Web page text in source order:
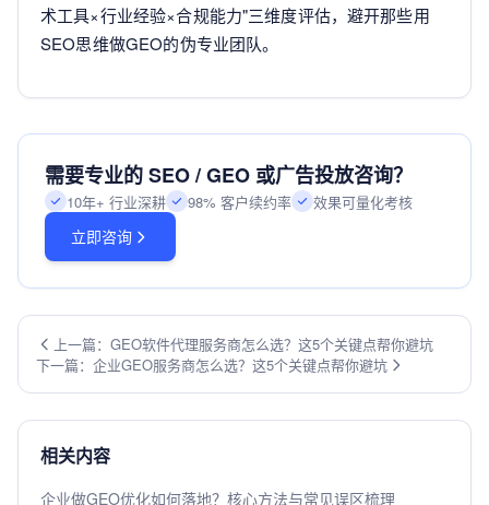
术工具×行业经验×合规能力"三维度评估，避开那些用
SEO思维做GEO的伪专业团队。
需要专业的 SEO / GEO 或广告投放咨询？
10年+ 行业深耕 98% 客户续约率 效果可量化考核
立即咨询
上一篇：GEO软件代理服务商怎么选？这5个关键点帮你避坑
下一篇：企业GEO服务商怎么选？这5个关键点帮你避坑
相关内容
企业做GEO优化如何落地？核心方法与常见误区梳理